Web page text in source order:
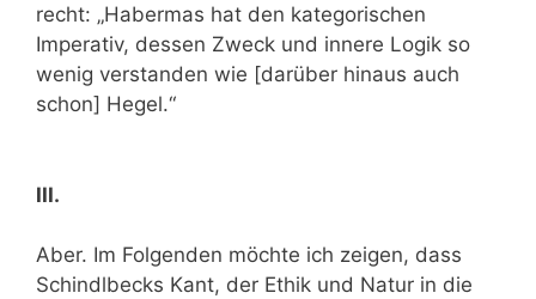
recht: „Habermas hat den kategorischen
Imperativ, dessen Zweck und innere Logik so
wenig verstanden wie [darüber hinaus auch
schon] Hegel.“
III.
Aber. Im Folgenden möchte ich zeigen, dass
Schindlbecks Kant, der Ethik und Natur in die